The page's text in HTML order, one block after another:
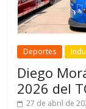
Deportes
Diego
2026 del
27 de abril de